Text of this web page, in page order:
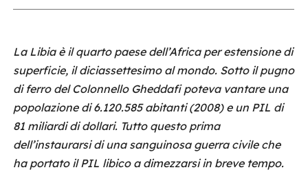
La Libia è il quarto paese dell’Africa per estensione di
superficie, il diciassettesimo al mondo. Sotto il pugno
di ferro del Colonnello Gheddafi poteva vantare una
popolazione di 6.120.585 abitanti (2008) e un PIL di
81 miliardi di dollari. Tutto questo prima
dell’instaurarsi di una sanguinosa guerra civile che
ha portato il PIL libico a dimezzarsi in breve tempo.